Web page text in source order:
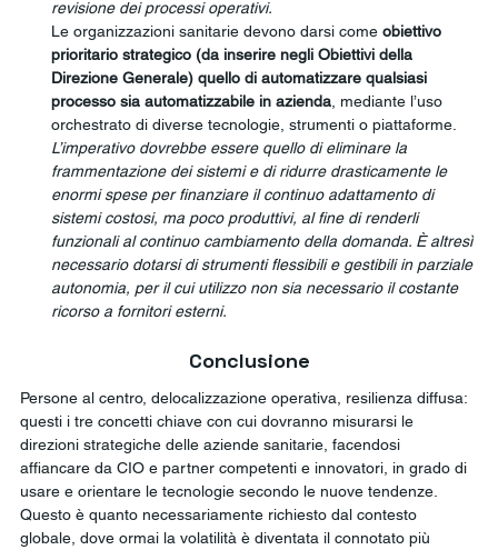
revisione dei processi operativi.
Le organizzazioni sanitarie devono darsi come obiettivo
prioritario strategico (da inserire negli Obiettivi della
Direzione Generale) quello di automatizzare qualsiasi
processo sia automatizzabile in azienda , mediante l’uso
orchestrato di diverse tecnologie, strumenti o piattaforme.
L’imperativo dovrebbe essere quello di eliminare la
frammentazione dei sistemi e di ridurre drasticamente le
enormi spese per finanziare il continuo adattamento di
sistemi costosi, ma poco produttivi, al fine di renderli
funzionali al continuo cambiamento della domanda. È altresì
necessario dotarsi di strumenti flessibili e gestibili in parziale
autonomia, per il cui utilizzo non sia necessario il costante
ricorso a fornitori esterni.
Conclusione
Persone al centro, delocalizzazione operativa, resilienza diffusa:
questi i tre concetti chiave con cui dovranno misurarsi le
direzioni strategiche delle aziende sanitarie, facendosi
affiancare da CIO e partner competenti e innovatori, in grado di
usare e orientare le tecnologie secondo le nuove tendenze.
Questo è quanto necessariamente richiesto dal contesto
globale, dove ormai la volatilità è diventata il connotato più